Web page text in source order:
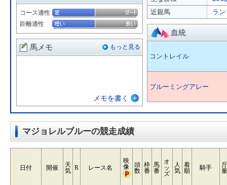
コース適性
距離適性
馬メモ もっと見る
メモを書く
近親馬
ラ
血統
コントレイル
ブルーミングアレー
マジョレルブルーの競走成績
日付 開催
天
気 R レース名
映
像
頭
数
枠
番
馬
番
オ
ッ
ズ
人
気
着
順
騎手
斤
量